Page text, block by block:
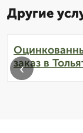
Другие
заказ в
‹